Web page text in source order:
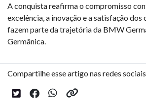
A conquista reafirma o compromisso
excelência, a inovação e a satisfação dos
fazem parte da trajetória da BMW
Germânica.
Compartilhe esse artigo nas redes